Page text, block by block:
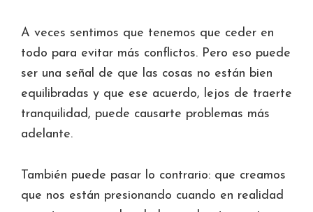
A veces sentimos que tenemos que ceder en
todo para evitar más conflictos. Pero eso puede
ser una señal de que las cosas no están bien
equilibradas y que ese acuerdo, lejos de traerte
tranquilidad, puede causarte problemas más
adelante.
También puede pasar lo contrario: que creamos
que nos están presionando cuando en realidad